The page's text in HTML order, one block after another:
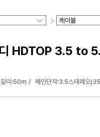
디 HDTOP 3.5 to
길이:50m 메인단자:3.5스테레오